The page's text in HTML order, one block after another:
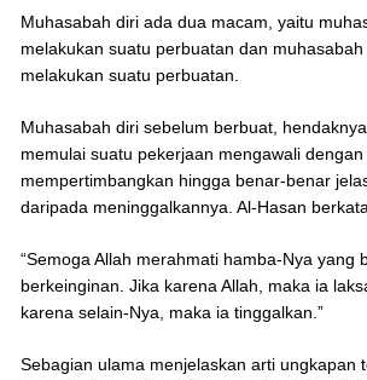
Muhasabah diri ada dua macam, yaitu
melakukan suatu perbuatan dan
melakukan suatu perbuatan.
Muhasabah diri sebelum berbuat,
memulai suatu pekerjaan mengawali dengan
mempertimbangkan hingga benar-benar
daripada meninggalkannya. Al-Hasan
“Semoga Allah merahmati hamba-Nya yang
berkeinginan. Jika karena Allah, maka ia
karena selain-Nya, maka ia tinggalkan.”
Sebagian ulama menjelaskan arti ungkapan